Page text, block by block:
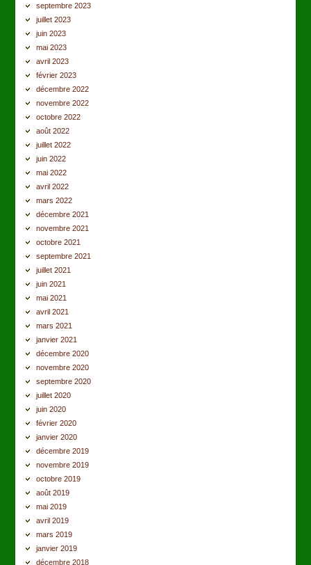
septembre 2023
juillet 2023
juin 2023
mai 2023
avril 2023
février 2023
décembre 2022
novembre 2022
octobre 2022
août 2022
juillet 2022
juin 2022
mai 2022
avril 2022
mars 2022
décembre 2021
novembre 2021
octobre 2021
septembre 2021
juillet 2021
juin 2021
mai 2021
avril 2021
mars 2021
janvier 2021
décembre 2020
novembre 2020
septembre 2020
juillet 2020
juin 2020
février 2020
janvier 2020
décembre 2019
novembre 2019
octobre 2019
août 2019
mai 2019
avril 2019
mars 2019
janvier 2019
décembre 2018